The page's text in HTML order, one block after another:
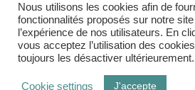
Nous utilisons les cookies afin de
fonctionnalités proposés sur notre site
l’expérience de nos utilisateurs. En
vous acceptez l’utilisation des
toujours les désactiver ultérieurement.
Cookie settings J'accepte